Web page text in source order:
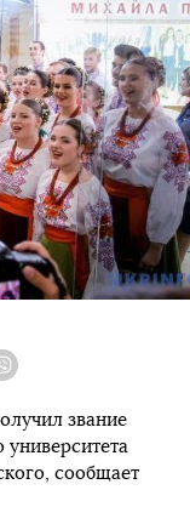
звание
сообщает